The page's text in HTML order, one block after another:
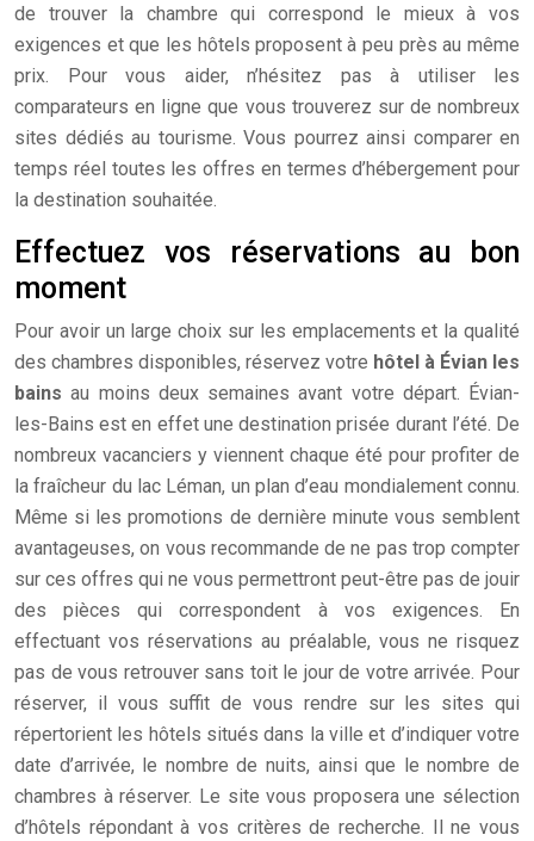
de trouver la chambre qui correspond le mieux à vos
exigences et que les hôtels proposent à peu près au même
prix. Pour vous aider, n’hésitez pas à utiliser les
comparateurs en ligne que vous trouverez sur de nombreux
sites dédiés au tourisme. Vous pourrez ainsi comparer en
temps réel toutes les offres en termes d’hébergement pour
la destination souhaitée.
Effectuez vos réservations au bon
moment
Pour avoir un large choix sur les emplacements et la qualité
des chambres disponibles, réservez votre hôtel à Évian les
bains au moins deux semaines avant votre départ. Évian-
les-Bains est en effet une destination prisée durant l’été. De
nombreux vacanciers y viennent chaque été pour profiter de
la fraîcheur du lac Léman, un plan d’eau mondialement connu.
Même si les promotions de dernière minute vous semblent
avantageuses, on vous recommande de ne pas trop compter
sur ces offres qui ne vous permettront peut-être pas de jouir
des pièces qui correspondent à vos exigences. En
effectuant vos réservations au préalable, vous ne risquez
pas de vous retrouver sans toit le jour de votre arrivée. Pour
réserver, il vous suffit de vous rendre sur les sites qui
répertorient les hôtels situés dans la ville et d’indiquer votre
date d’arrivée, le nombre de nuits, ainsi que le nombre de
chambres à réserver. Le site vous proposera une sélection
d’hôtels répondant à vos critères de recherche. Il ne vous